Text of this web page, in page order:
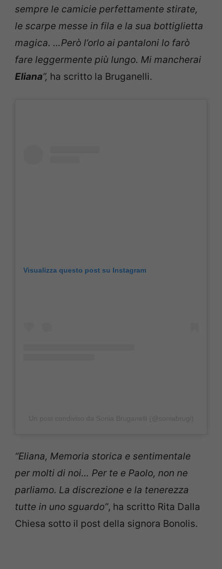
sempre le camicie perfettamente stirate,
le scarpe messe in fila e la sua bottiglietta
magica. …Però l’orlo ai pantaloni lo farò
fare leggermente più lungo. Mi mancherai
Eliana”, ha scritto la Bruganelli.
Visualizza questo post su Instagram
“Eliana, Memoria storica e sentimentale
per molti di noi… Per te e Paolo, non ne
parliamo. La discrezione e la tenerezza
tutte in uno sguardo”, ha scritto Rita Dalla
Chiesa sotto il post della signora Bonolis.